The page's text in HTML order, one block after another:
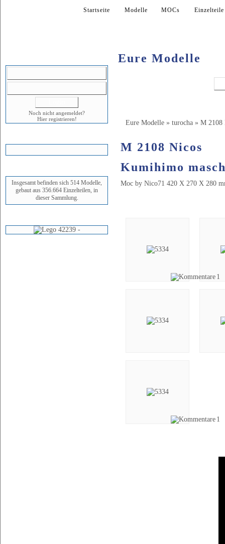
Startseite Modelle MOCs Einzelteile
Noch nicht angemeldet?
Hier registrieren!
Insgesamt befinden sich 514 Modelle,
gebaut aus 356.664 Einzelteilen, in
dieser Sammlung.
Eure Modelle
Eure Modelle » turocha » M 2108
M 2108 Nicos
Kumihimo
Moc by Nico71 420 X 270 X 280
1
1